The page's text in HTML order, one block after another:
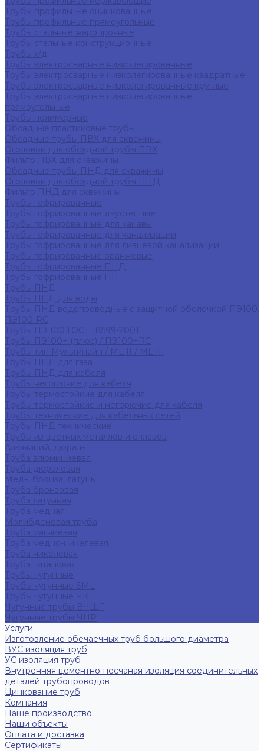
Трубы профильные оцинкованные
Трубы профильные прямоугольные
Трубы стальные жаропрочные
Трубы стальные конструкционные
Трубы х/д
Трубы электросварные низколегированные
Трубы электросварные низколегированные квадратные
Трубы электросварные низколегированные круглые
Трубы электросварные низколегированные
прямоугольные
Трубы полимерные
Обсадные пластиковые трубы
Обсадные трубы ПВХ для скважины
Оголовок для обсадной трубы ПВХ
Фильтр ПВХ для скважины
Обсадные трубы ПНД для скважины
Оголовок для обсадной трубы ПНД
Фильтр ПНД для скважины
Трубы гофрированные
Трубы гофрированные двустенные
Трубы гофрированные для канавы
Трубы гофрированные для канализации
Трубы гофрированные для ливневой канализации
Трубы гофрированные оранжевые
Трубы гофрированные ПНД
Трубы гофрированные ПП
Трубы ПНД
Трубы ПНД для воды
Трубы ПНД водопроводные с защитной оболочкой ПЭ100,
ПЭ100-RC
Трубы ПЭ 100 ГОСТ 18599-2001
Трубы ПЭ100+ (плюс) / ПЭ100+RC
Трубы тип Мультипайп / ML II / ML III
Трубы ПНД для газа
Трубы ПНД для кабеля
Трубы негорючие для кабеля
Трубы термостойкие для кабеля
Трубы термостойкие и негорючие для кабеля
Трубы технические для кабельных сетей
Трубы ПНД технические
Трубы из цветных металлов и сплавов
Алюминий, дюраль
Труба алюминиевая
Труба дюралевая
Медь, бронза, латунь
Труба бронзовая
Труба латунная
Труба медная
Молибденовая труба
Труба магниевая
Труба медно-никелевая
Труба никелевая
Труба титановая
Трубы чугунные
Трубы чугунные SML
Трубы чугунные ЧК
Чугунные трубы ВЧШГ
Чугунные трубы ЧНР
Услуги
Изготовление обечаечных труб большого диаметра
ВУС изоляция труб
УС изоляция труб
Внутренняя цементно-песчаная изоляция соединительных
деталей трубопроводов
Цинкование труб
Компания
Наше производство
Наши объекты
Оплата и доставка
Сертификаты